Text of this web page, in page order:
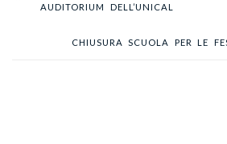
AUDITORIUM DELL’UNICAL
CHIUSURA SCUOLA PER LE